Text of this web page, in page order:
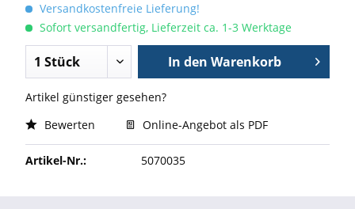
Versandkostenfreie Lieferung!
Sofort versandfertig, Lieferzeit ca. 1-3 Werktage
In den Warenkorb
Artikel günstiger gesehen?
Bewerten
Online-Angebot als PDF
Artikel-Nr.: 5070035